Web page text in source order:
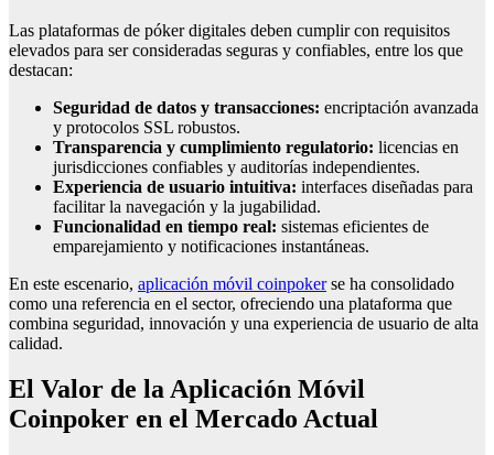
Las plataformas de póker digitales deben cumplir con requisitos
elevados para ser consideradas seguras y confiables, entre los que
destacan:
Seguridad de datos y transacciones: encriptación avanzada
y protocolos SSL robustos.
Transparencia y cumplimiento regulatorio: licencias en
jurisdicciones confiables y auditorías independientes.
Experiencia de usuario intuitiva: interfaces diseñadas para
facilitar la navegación y la jugabilidad.
Funcionalidad en tiempo real: sistemas eficientes de
emparejamiento y notificaciones instantáneas.
En este escenario, aplicación móvil coinpokerse ha consolidado
como una referencia en el sector, ofreciendo una plataforma que
combina seguridad, innovación y una experiencia de usuario de alta
calidad.
El Valor de la Aplicación Móvil
Coinpoker en el Mercado Actual